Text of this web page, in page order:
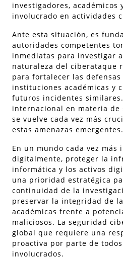
investigadores, académicos
involucrado en actividades
Ante esta situación, es
autoridades competentes
inmediatas para investigar
naturaleza del ciberataque
para fortalecer las
instituciones académicas y
futuros incidentes
internacional en materia
se vuelve cada vez más
estas amenazas emergentes.
En un mundo cada vez más
digitalmente, proteger la
informática y los activos
una prioridad estratégica
continuidad de la
preservar la integridad de
académicas frente a
maliciosos. La seguridad
global que requiere una
proactiva por parte de
involucrados.